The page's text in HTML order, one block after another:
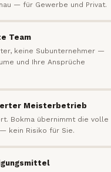
— für Gewerbe und Privat.
Team
keine Subunternehmer —
und Ihre Ansprüche
Meisterbetrieb
Bokma übernimmt die volle
kein Risiko für Sie.